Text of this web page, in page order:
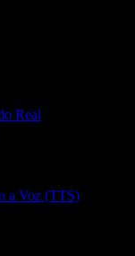
Real
a Voz (TTS)